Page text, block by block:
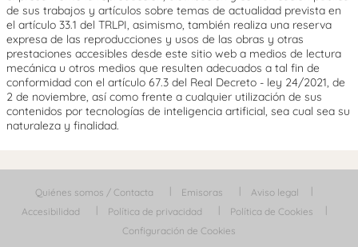
de sus trabajos y artículos sobre temas de actualidad prevista en
el artículo 33.1 del TRLPI, asimismo, también realiza una reserva
expresa de las reproducciones y usos de las obras y otras
prestaciones accesibles desde este sitio web a medios de lectura
mecánica u otros medios que resulten adecuados a tal fin de
conformidad con el artículo 67.3 del Real Decreto - ley 24/2021, de
2 de noviembre, así como frente a cualquier utilización de sus
contenidos por tecnologías de inteligencia artificial, sea cual sea su
naturaleza y finalidad.
Quiénes somos / Contacta Emisoras
Aviso legal
Accesibilidad
Política de privacidad
Política de Cookies
Configuración de Cookies